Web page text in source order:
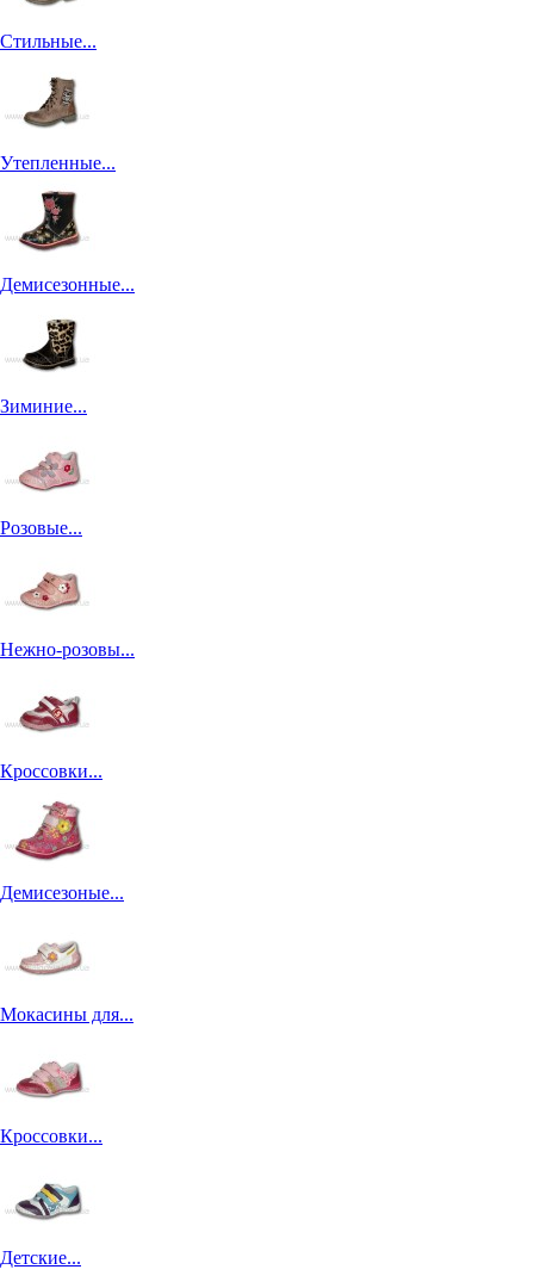
Стильные...
Утепленные...
Демисезонные...
Зиминие...
Розовые...
Нежно-розовы...
Кроссовки...
Демисезоные...
Мокасины для...
Кроссовки...
Детские...